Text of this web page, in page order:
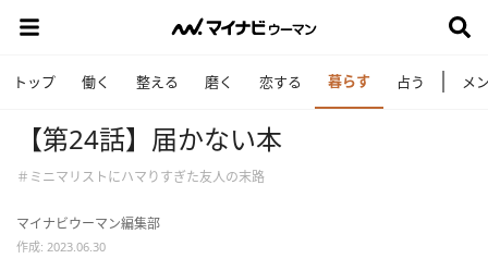
トップ 働く 整える 磨く 恋する 暮らす 占う メ
【第24話】届かない本
＃ミニマリストにハマりすぎた友人の末路
マイナビウーマン編集部
作成: 2023.06.30